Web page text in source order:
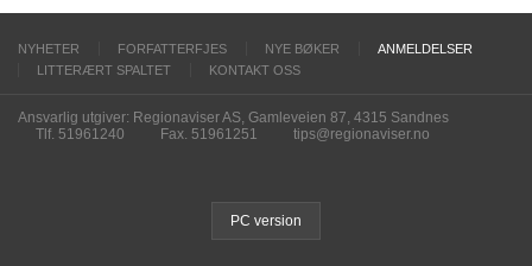
NYHETER FORFATTERFJES NYE BØKER
ANMELDELSER
LITTERÆRT SPALTET
KONTAKT OSS
Ansvarlig utgiver: Regionaviser AS, Gamleveien 87, 4315 Sandnes
Tlf. 51961240
Fax. 51961251 tips@regionaviser.no
PC version